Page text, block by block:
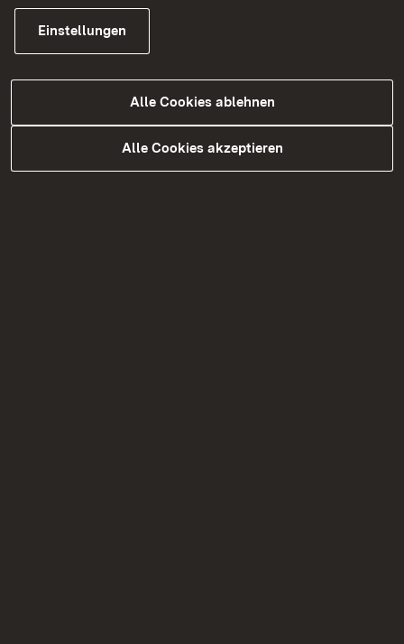
Regionen zu arbeiten“, erklärte
Regierungspräsident Carsten Gabbert. Die
Einstellungen
Alle Cookies ablehnen
Alle Cookies akzeptieren